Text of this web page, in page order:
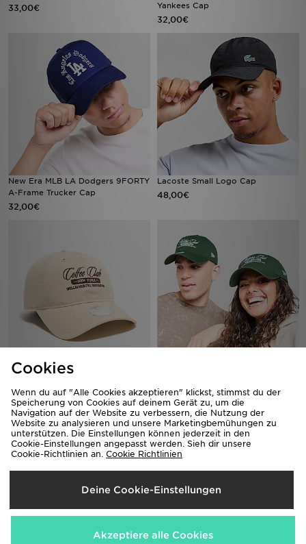
33,00€
Yankees Cap
32,00€
New Era MLB LA Dodgers 9FORTY
A-Frame Trucker Cap
32,00€
Lacoste Small Logo Cap
48,00€
New Era 9TWENTY New York Cafe
28,00€ 28,00€
Cookies
Wenn du auf "Alle Cookies akzeptieren" klickst, stimmst du der
Speicherung von Cookies auf deinem Gerät zu, um die
Navigation auf der Website zu verbessern, die Nutzung der
Website zu analysieren und unsere Marketingbemühungen zu
unterstützen. Die Einstellungen können jederzeit in den
Cookie-Einstellungen angepasst werden. Sieh dir unsere
Cookie-Richtlinien an. Cookie Richtlinien
Deine Cookie-Einstellungen
Akzeptiere alle Cookies